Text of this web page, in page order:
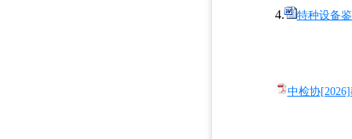
4. 特种设备
中检协